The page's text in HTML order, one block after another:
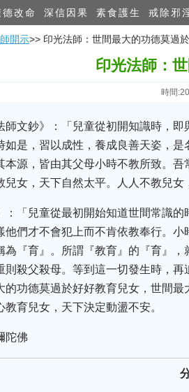
德改命 深信因果 素食護生 戒除邪
開示>> 印光法師：世​間最大的功德莫過
印光法師：
時間
師文鈔》：「兒童從初開知識時，
如是，習以成性，養成良善天姿，
本源，皆由其父母小時不教所致。
兒女，天下自然太平。人人不教兒女
：「兒童從最初開始知道世間常識
他們才不會犯上而不肯依教奉行。
為『育』。所謂『教育』的『育』
則殺父殺母。等到這一切發生時，
的功德莫過於好好教育兒女，世間
教育兒女，天下決定動盪不安。
陀佛